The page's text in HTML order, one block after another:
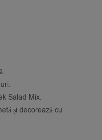
Salad Mix.
și decorează cu